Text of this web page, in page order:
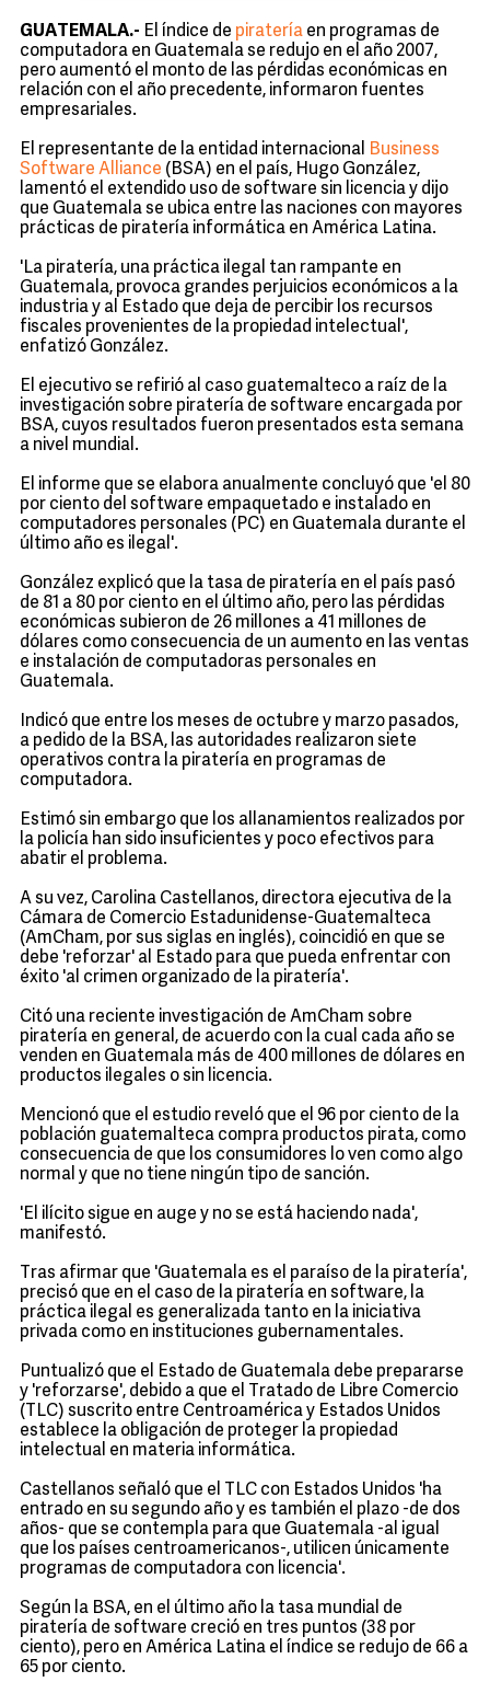
GUATEMALA.- El índice de piratería en programas de
computadora en Guatemala se redujo en el año 2007,
pero aumentó el monto de las pérdidas económicas en
relación con el año precedente, informaron fuentes
empresariales.
El representante de la entidad internacional
Business
Software Alliance (BSA) en el país, Hugo González,
lamentó el extendido uso de software sin licencia y dijo
que Guatemala se ubica entre las naciones con mayores
prácticas de piratería informática en América Latina.
'La piratería, una práctica ilegal tan rampante en
Guatemala, provoca grandes perjuicios económicos a la
industria y al Estado que deja de percibir los recursos
fiscales provenientes de la propiedad intelectual',
enfatizó González.
El ejecutivo se refirió al caso guatemalteco a raíz de la
investigación sobre piratería de software encargada por
BSA, cuyos resultados fueron presentados esta semana
a nivel mundial.
El informe que se elabora anualmente concluyó que 'el 80
por ciento del software empaquetado e instalado en
computadores personales (PC) en Guatemala durante el
último año es ilegal'.
González explicó que la tasa de piratería en el país pasó
de 81 a 80 por ciento en el último año, pero las pérdidas
económicas subieron de 26 millones a 41 millones de
dólares como consecuencia de un aumento en las ventas
e instalación de computadoras personales en
Guatemala.
Indicó que entre los meses de octubre y marzo pasados,
a pedido de la BSA, las autoridades realizaron siete
operativos contra la piratería en programas de
computadora.
Estimó sin embargo que los allanamientos realizados por
la policía han sido insuficientes y poco efectivos para
abatir el problema.
A su vez, Carolina Castellanos, directora ejecutiva de la
Cámara de Comercio Estadunidense-Guatemalteca
(AmCham, por sus siglas en inglés), coincidió en que se
debe 'reforzar' al Estado para que pueda enfrentar con
éxito 'al crimen organizado de la piratería'.
Citó una reciente investigación de AmCham sobre
piratería en general, de acuerdo con la cual cada año se
venden en Guatemala más de 400 millones de dólares en
productos ilegales o sin licencia.
Mencionó que el estudio reveló que el 96 por ciento de la
población guatemalteca compra productos pirata, como
consecuencia de que los consumidores lo ven como algo
normal y que no tiene ningún tipo de sanción.
'El ilícito sigue en auge y no se está haciendo nada',
manifestó.
Tras afirmar que 'Guatemala es el paraíso de la piratería',
precisó que en el caso de la piratería en software, la
práctica ilegal es generalizada tanto en la iniciativa
privada como en instituciones gubernamentales.
Puntualizó que el Estado de Guatemala debe prepararse
y 'reforzarse', debido a que el Tratado de Libre Comercio
(TLC) suscrito entre Centroamérica y Estados Unidos
establece la obligación de proteger la propiedad
intelectual en materia informática.
Castellanos señaló que el TLC con Estados Unidos 'ha
entrado en su segundo año y es también el plazo -de dos
años- que se contempla para que Guatemala -al igual
que los países centroamericanos-, utilicen únicamente
programas de computadora con licencia'.
Según la BSA, en el último año la tasa mundial de
piratería de software creció en tres puntos (38 por
ciento), pero en América Latina el índice se redujo de 66 a
65 por ciento.